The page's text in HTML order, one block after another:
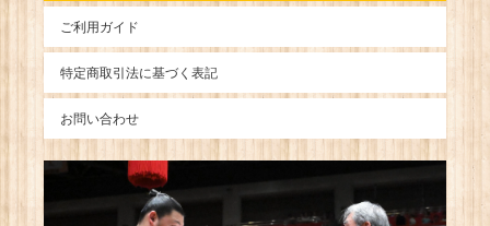
ご利用ガイド
特定商取引法に基づく表記
お問い合わせ